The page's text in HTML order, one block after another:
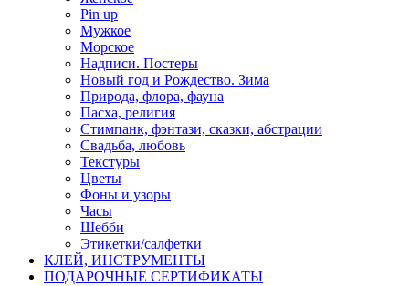
Pin up
Мужкое
Морское
Надписи. Постеры
Новый год и Рождество. Зима
Природа, флора, фауна
Пасха, религия
Стимпанк, фэнтази, сказки, абстрации
Свадьба, любовь
Текстуры
Цветы
Фоны и узоры
Часы
Шебби
Этикетки/салфетки
КЛЕЙ, ИНСТРУМЕНТЫ
ПОДАРОЧНЫЕ СЕРТИФИКАТЫ